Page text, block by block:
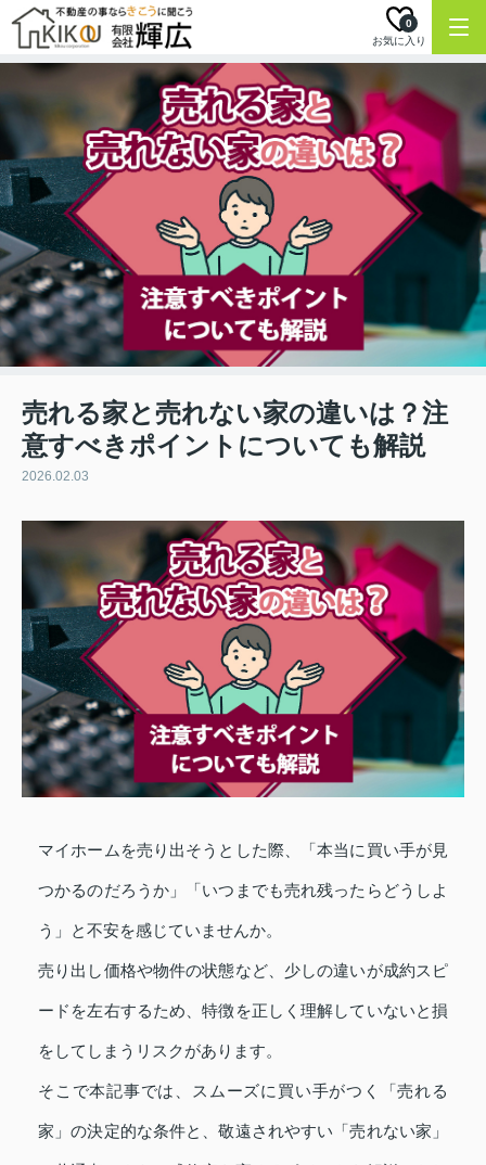
お気に入り
0
売れる家と売れない家の違いは？注
意すべきポイントについても解説
2026.02.03
マイホームを売り出そうとした際、「本当に買い手が見
つかるのだろうか」「いつまでも売れ残ったらどうしよ
う」と不安を感じていませんか。
売り出し価格や物件の状態など、少しの違いが成約スピ
ードを左右するため、特徴を正しく理解していないと損
をしてしまうリスクがあります。
そこで本記事では、スムーズに買い手がつく「売れる
家」の決定的な条件と、敬遠されやすい「売れない家」